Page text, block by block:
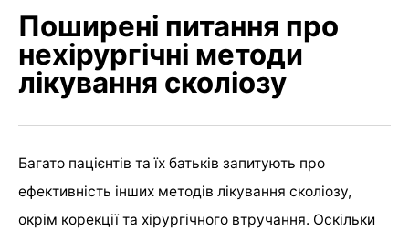
Поширені питання про
нехірургічні методи
лікування сколіозу
Багато пацієнтів та їх батьків запитують про
ефективність інших методів лікування сколіозу,
окрім корекції та хірургічного втручання. Оскільки